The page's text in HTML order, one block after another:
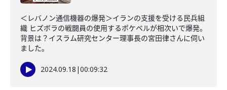
＜レバノン通信機器の爆発＞イランの支援を受ける民兵組
織 ヒズボラの戦闘員の使用するポケベルが相次いで爆発。
背景は？イスラム研究センター理事長の宮田律さんに伺い
ました。
2024.09.18 |00:09:32